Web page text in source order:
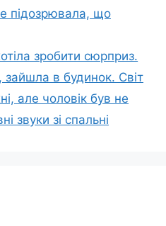
підозрювала, що
зробити сюрприз.
зайшла в будинок. Світ
але чоловік був не
звуки зі спальні